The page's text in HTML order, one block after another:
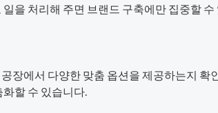
을 처리해 주면 브랜드 구축에만 집중할 수
장에서 다양한 맞춤 옵션을 제공하는지
할 수 있습니다.